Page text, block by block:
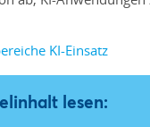
lesen: